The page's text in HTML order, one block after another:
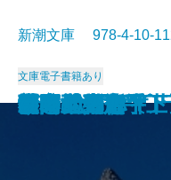
西郷と大久保
惜別
冬の旅
気まぐれ指数
新史 太閤記〔
新史 太閤記〔
塩狩峠
砂の器〔下〕
砂の器〔上〕
孤高の人〔上〕
新潮文庫 978-4-10-
文庫電子書籍あり
孤高の人〔下〕
山本五十六〔
山本五十六〔
谷間の百合
時間の習俗
二十世紀旗手
額田女王
影の地帯
グッド・バイ
ひとごろし